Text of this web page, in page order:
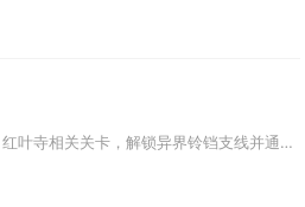
影之刃3中武林魔镜的完整开启路径为推进主线完成幻境之花、红叶寺相关关卡，解锁异界铃铛支线并通关地下石窟获取降魔铃铛，前往...